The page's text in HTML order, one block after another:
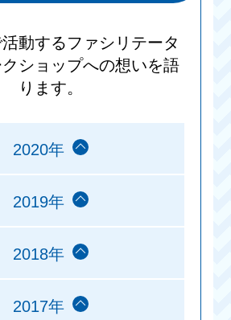
動するファシリテータ
ショップへの想いを語
ります。
2020年
2019年
2018年
2017年